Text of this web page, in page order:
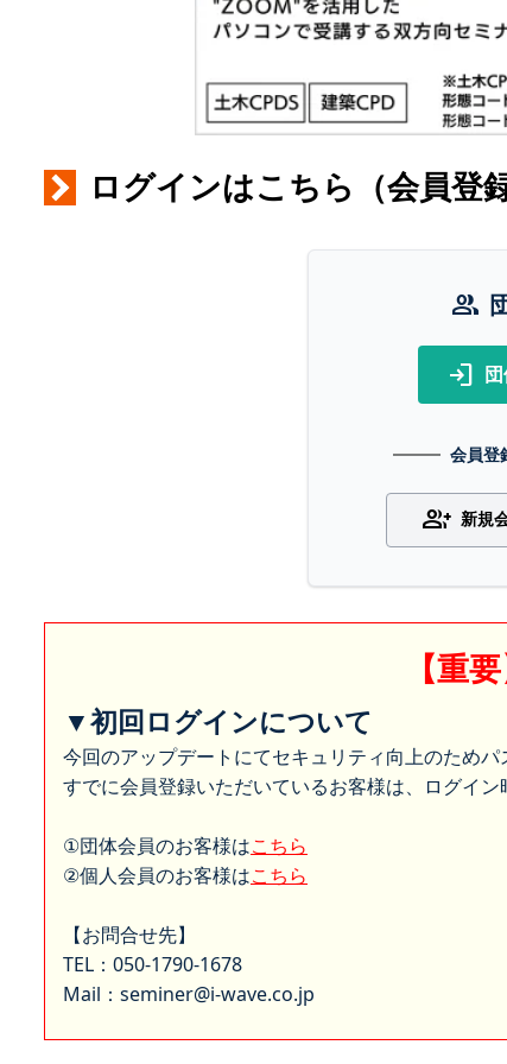
ログインはこちら（会員登
group
login
会員登
group_add 新規
【重
▼初回ログインについて
今回のアップデートにてセキュリティ向上のためパ
すでに会員登録いただいているお客様は、ログイ
①団体会員のお客様はこちら
②個人会員のお客様はこちら
【お問合せ先】
TEL：050-1790-1678
Mail：seminer@i-wave.co.jp